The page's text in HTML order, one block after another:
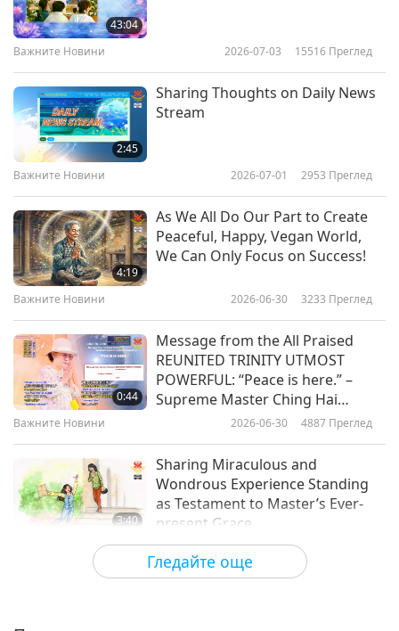
8
30:37
Важните Новини 2019-07-08 5001Преглед
9
30:27
Важните Новини 2019-07-09 5207 Преглед
10
36:51
Важните Новини
Важните Новини 2019-07-10 4868Преглед
11
31:11
Важните Новини
Важните Новини 2019-07-11 5271
28:54
Важните Новини
Гледайте още
43:04
Важните Новини 2026-07-03 15516 Преглед
2:45
Sharing Thoughts on Daily News
Stream
Важните Новини 2026-07-01 2953 Преглед
4:19
As We All Do Our Part to Create
Peaceful, Happy, Vegan World,
We Can Only Focus on Success!
Важните Новини 2026-06-30 3233 Преглед
0:44
Message from the All Praised
REUNITED TRINITY UTMOST
POWERFUL: “Peace is here.” –
Supreme Master Ching Hai
Важните Новини 2026-06-30 4887 Преглед
3:40
Sharing Miraculous and
Wondrous Experience Standing
as Testament to Master’s Ever-
present Grace
Важните Новини 2026-06-29 3029